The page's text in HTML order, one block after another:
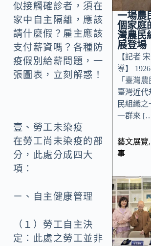
似接觸確診者，須在
家中自主隔離，應該
請什麼假？雇主應該
支付薪資嗎？各種防
疫假別給薪問題，一
張圖表，立刻解惑！
壹、勞工未染疫
在勞工尚未染疫的部
分，此處分成四大
項：
ㄧ、自主健康管理
（１）勞工自主決
定：此處之勞工並非
一場農
個家
灣農民
展登場
【記者
導】
「臺灣
臺灣近代
民組織之
一群來
藝文展覽,
事